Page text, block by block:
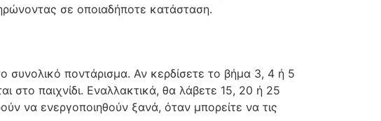
σε οποιαδήποτε κατάσταση.
ποντάρισμα. Αν κερδίσετε το βήμα 3, 4 ή 5
στο παιχνίδι. Εναλλακτικά, θα λάβετε 15, 20 ή 25
να ενεργοποιηθούν ξανά, όταν μπορείτε να τις